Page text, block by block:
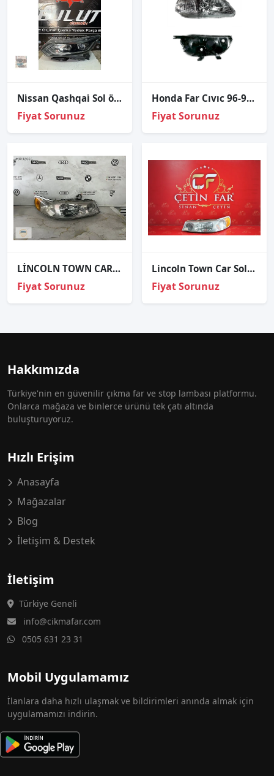
Ni̇ssan Qashqai̇ Sol ön far 2013-2017
Fiyat Sorunuz
Honda Far Cıvıc 96-98 Sağ (Motorsuz/Elektrikli)
Fiyat Sorunuz
LİNCOLN TOWN CAR SAĞ FAR ORJİNAL
Fiyat Sorunuz
Lincoln Town Car Sol Far Orijinal Çıkma
Fiyat Sorunuz
Hakkımızda
Türkiye'nin en güvenilir çıkma far ve stop lambası platformu.
Onlarca mağaza ve binlerce ürünü tek çatı altında
buluşturuyoruz.
Hızlı Erişim
Anasayfa
Mağazalar
Blog
İletişim & Destek
İletişim
Türkiye Geneli
info@cikmafar.com
0505 631 23 31
Mobil Uygulamamız
İlanlara daha hızlı ulaşmak ve bildirimleri anında almak için
uygulamamızı indirin.